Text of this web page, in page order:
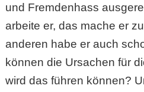
und Fremdenhass
arbeite er, das mache er
anderen habe er auch
können die Ursachen für
wird das führen können?